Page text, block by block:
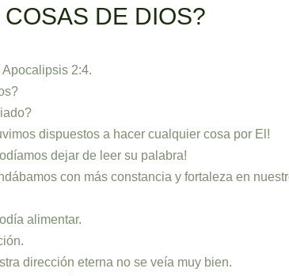
DE DIOS?
Apocalipsis 2:4.
dispuestos a hacer cualquier cosa por El!
dejar de leer su palabra!
con más constancia y fortaleza en
alimentar.
dirección eterna no se veía muy bien.